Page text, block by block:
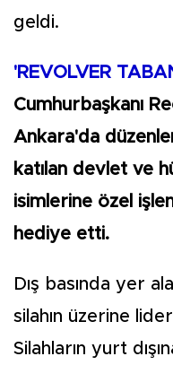
geldi.
'REVOLVER
Cumhurbaşkanı
Ankara'da
katılan devlet ve
isimlerine özel
hediye etti.
Dış basında yer
silahın üzerine
Silahların yurt